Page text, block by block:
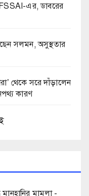
FSSAI-এর, ডাবরের
সলমন, অসুস্থতার
থেকে সরে দাঁড়ালেন
কারণ
মামলা -